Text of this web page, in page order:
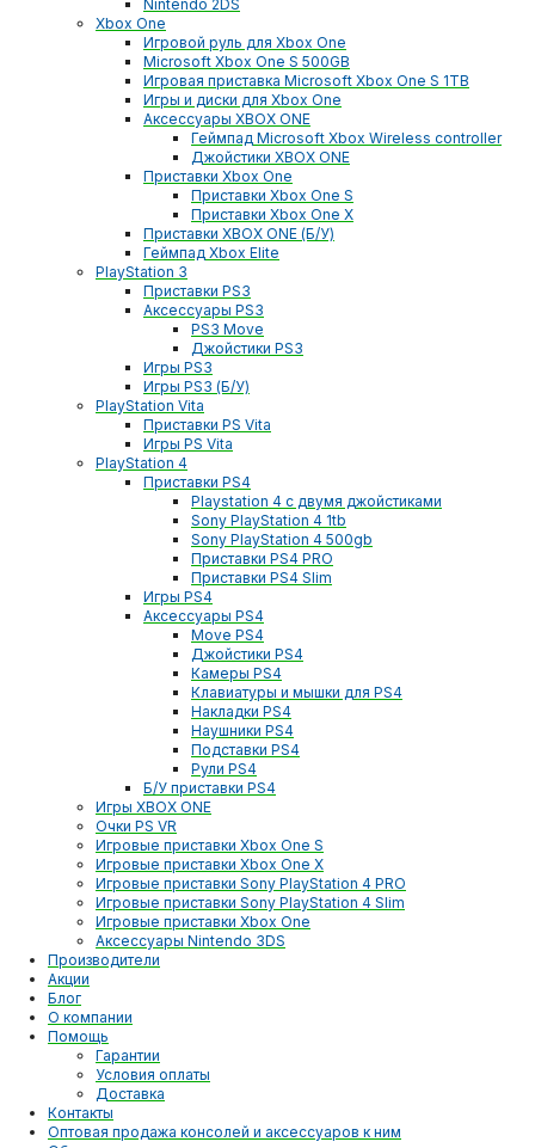
Nintendo 2DS
Xbox One
Игровой руль для Xbox One
Microsoft Xbox One S 500GB
Игровая приставка Microsoft Xbox One S 1TB
Игры и диски для Xbox One
Аксессуары XBOX ONE
Геймпад Microsoft Xbox Wireless controller
Джойстики XBOX ONE
Приставки Xbox One
Приставки Xbox One S
Приставки Xbox One X
Приставки XBOX ONE (Б/У)
Геймпад Xbox Elite
PlayStation 3
Приставки PS3
Аксессуары PS3
PS3 Move
Джойстики PS3
Игры PS3
Игры PS3 (Б/У)
PlayStation Vita
Приставки PS Vita
Игры PS Vita
PlayStation 4
Приставки PS4
Playstation 4 с двумя джойстиками
Sony PlayStation 4 1tb
Sony PlayStation 4 500gb
Приставки PS4 PRO
Приставки PS4 Slim
Игры PS4
Аксессуары PS4
Move PS4
Джойстики PS4
Камеры PS4
Клавиатуры и мышки для PS4
Накладки PS4
Наушники PS4
Подставки PS4
Рули PS4
Б/У приставки PS4
Игры XBOX ONE
Очки PS VR
Игровые приставки Xbox One S
Игровые приставки Xbox One X
Игровые приставки Sony PlayStation 4 PRO
Игровые приставки Sony PlayStation 4 Slim
Игровые приставки Xbox One
Аксессуары Nintendo 3DS
Производители
Акции
Блог
О компании
Помощь
Гарантии
Условия оплаты
Доставка
Контакты
Оптовая продажа консолей и аксессуаров к ним